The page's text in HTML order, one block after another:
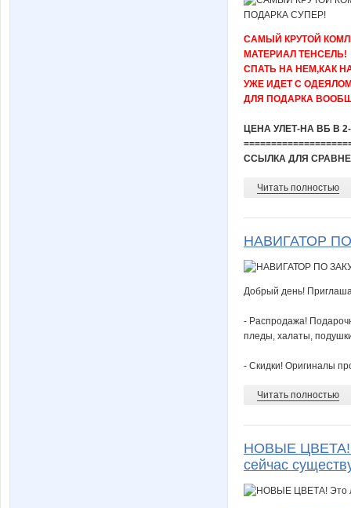
САМЫЙ КРУТОЙ
МАТЕРИАЛ ТЕНСЕЛЬ!
СПАТЬ НА НЕМ,КАК
УЖЕ ИДЕТ С
ДЛЯ ПОДАРКА
ЦЕНА УЛЕТ-НА ВБ В
ССЫЛКА ДЛЯ
Читать полностью
НАВИГАТОР
Добрый день!
- Распродажа!
пледы, халаты,
- Скидки! Оригиналы
Читать полностью
НОВЫЕ ЦВЕТА!
сейчас